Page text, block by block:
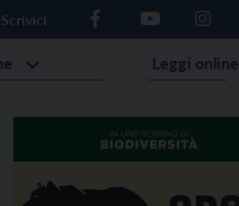
Scrivici
Leggi online